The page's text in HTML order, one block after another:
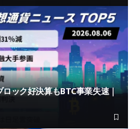
ック好決算もBTC事業失速｜